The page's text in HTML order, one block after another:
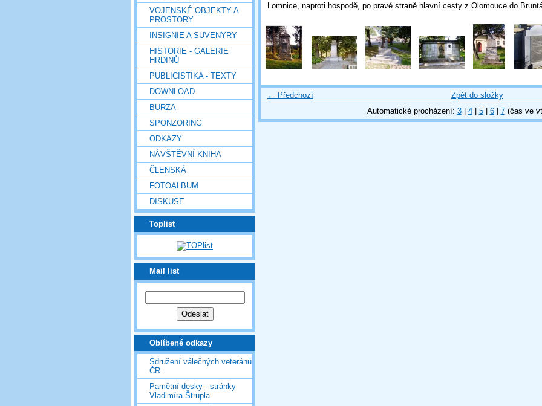
VOJENSKÉ OBJEKTY A
PROSTORY
INSIGNIE A SUVENYRY
HISTORIE - GALERIE
HRDINŮ
PUBLICISTIKA - TEXTY
DOWNLOAD
BURZA
SPONZORING
ODKAZY
NÁVŠTĚVNÍ KNIHA
ČLENSKÁ
FOTOALBUM
DISKUSE
Toplist
Mail list
Oblíbené odkazy
Sdružení válečných veteránů
ČR
Pamětní desky - stránky
Vladimíra Štrupla
Lomnice, naproti hospodě, po pravé straně hlavní cesty z Olomouce do
← Předchozí
Zpět do složky
Automatické procházení: 3| 4| 5| 6| 7(čas ve